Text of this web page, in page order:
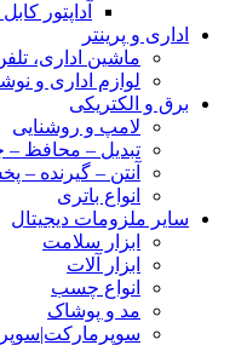
آداپتور
اداری و پرینتر
ماشین اداری،
لوازم اداری و
برق و الکتریکی
لامپ و روشنایی
تبدیل – محافظ –
آنتن – گیرنده –
انواع باتری
سایر ملزومات دیجیتال
ابزار سلامت
ابزار آلات
انواع چسب
مد و پوشاک